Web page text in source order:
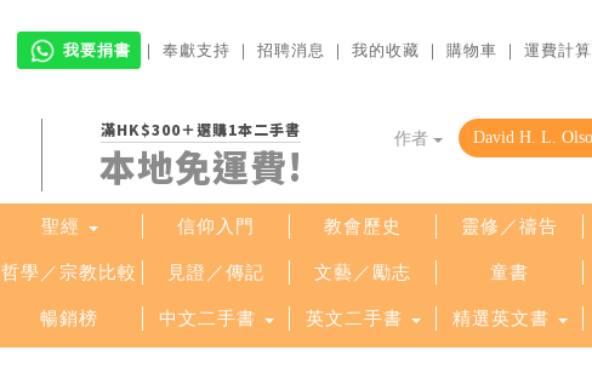
我要捐書 ｜ 奉獻支持 ｜ 招聘消息 ｜ 我的收藏 ｜ 購物車 ｜ 運費計算
滿HK$300＋選購1本二手書
本地免運費!
作者
聖經 信仰入門 教會歷史 靈修／禱告
哲學／宗教比較 見證／傳記 文藝／勵志 童書
暢銷榜 中文二手書 英文二手書 精選英文書